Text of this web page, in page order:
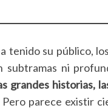
tenido su público,
subtramas ni
grandes historias,
Pero parece existir